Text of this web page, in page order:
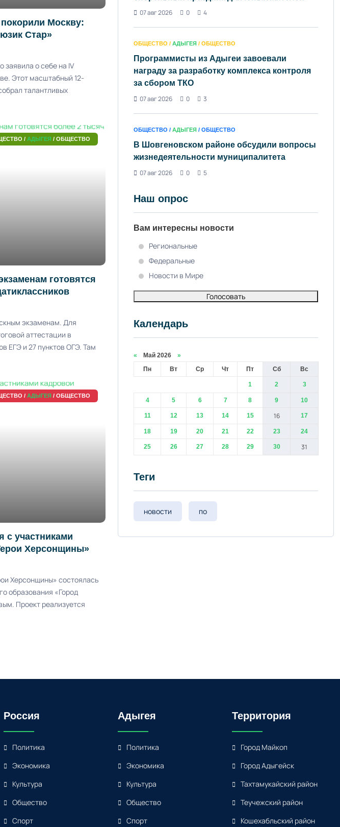
Москву:
Стар»
заявила о себе на IV
Этот масштабный 12-
талантливых
/ АДЫГЕЯ / ОБЩЕСТВО
готовятся
экзаменам. Для
аттестации в
ЕГЭ и 27 пунктов ОГЭ. Там
/ АДЫГЕЯ / ОБЩЕСТВО
с участниками
Херсонщины»
Херсонщины» состоялась
образования «Город
Проект реализуется
07 авг 2026
0 4
ОБЩЕСТВО / АДЫГЕЯ / ОБЩЕСТВО
Программисты из Адыгеи завоевали
награду за разработку комплекса контроля
за сбором ТКО
07 авг 2026
0 3
ОБЩЕСТВО / АДЫГЕЯ / ОБЩЕСТВО
В Шовгеновском районе обсудили вопросы
жизнедеятельности муниципалитета
07 авг 2026
0 5
Наш опрос
Вам интересны новости
Региональные
Федеральные
Новости в Мире
Голосовать
Календарь
« Май 2026 »
Пн
Вт Ср Чт Пт Сб Вс
1 2 3
4 5 6 7 8 9 10
11 12 13 14 15 16 17
18 19 20 21 22 23 24
25 26 27 28 29 30 31
Теги
новости по
Россия
Политика
Экономика
Культура
Общество
Спорт
Адыгея
Политика
Экономика
Культура
Общество
Спорт
Территория
Город Майкоп
Город Адыгейск
Тахтамукайский район
Теучежский район
Кошехабльский район